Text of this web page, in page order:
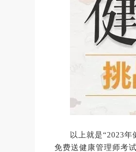
以上就是“2023
免费送健康管理师考试